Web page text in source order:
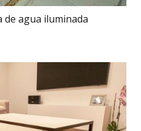
de agua iluminada